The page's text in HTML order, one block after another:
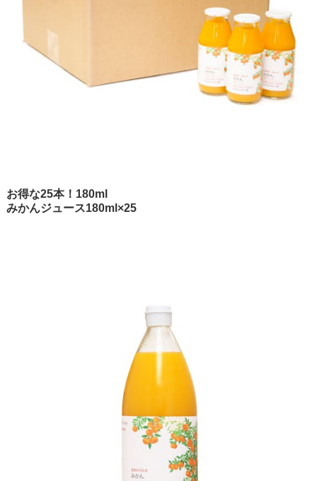
お得な25本！180ml
みかんジュース180ml×25